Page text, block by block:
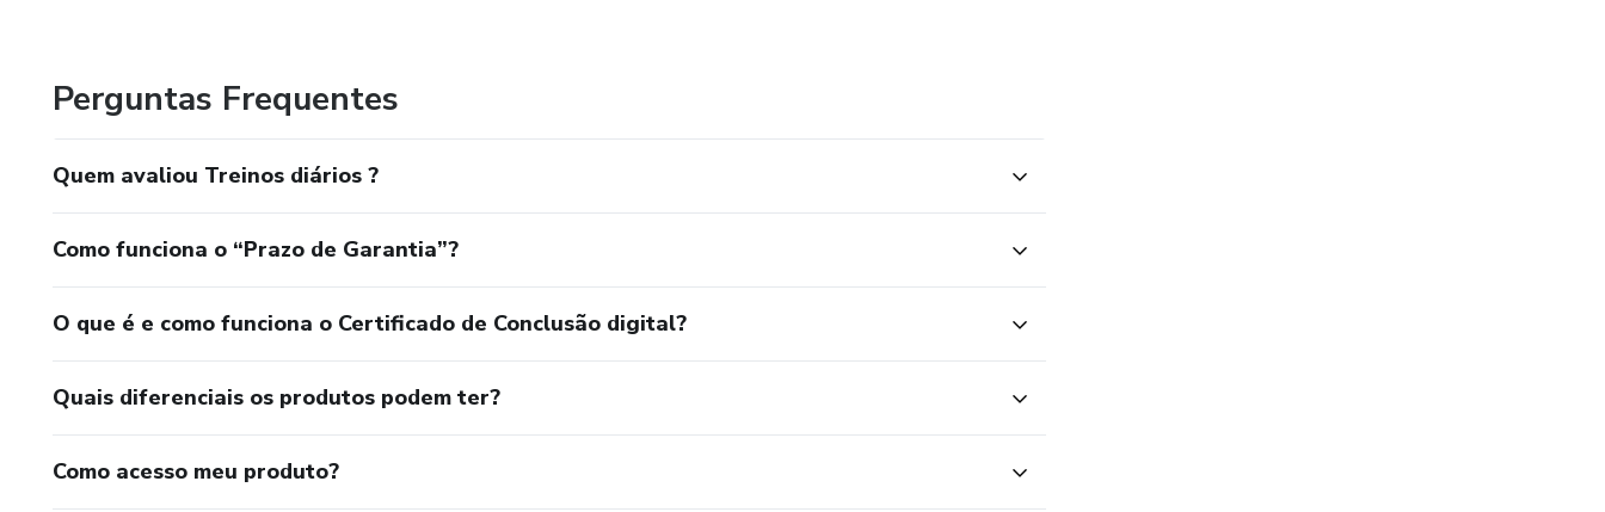
Perguntas Frequentes
Quem avaliou Treinos diários ?
Como funciona o “Prazo de Garantia”?
O que é e como funciona o Certificado de Conclusão digital?
Quais diferenciais os produtos podem ter?
Como acesso meu produto?